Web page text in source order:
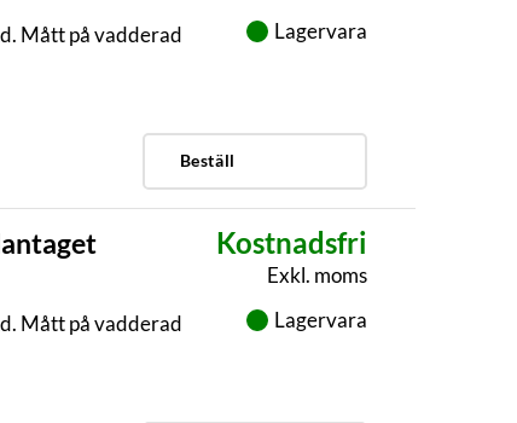
Mått på vadderad
Lagervara
Beställ
Mått på vadderad
Kostnadsfri
Exkl. moms
Lagervara